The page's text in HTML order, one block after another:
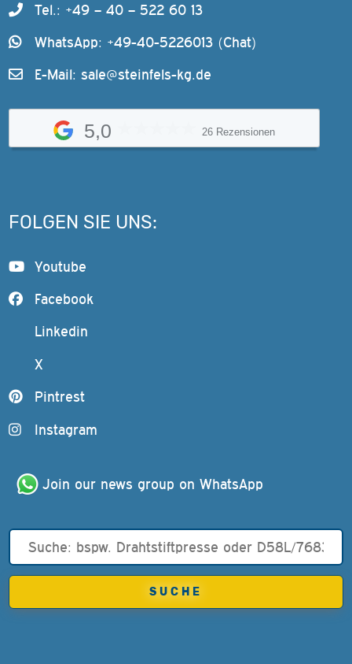
Tel.: +49 – 40 – 522 60 13
WhatsApp: +49-40-5226013 (Chat)
E-Mail: sale@steinfels-kg.de
5,0 26 Rezensionen
FOLGEN SIE UNS:
Youtube
Facebook
Linkedin
X
Pintrest
Instagram
Join our news group on WhatsApp